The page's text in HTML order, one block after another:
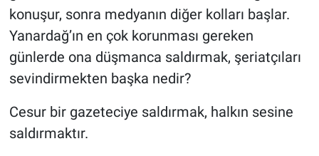
konuşur, sonra medyanın diğer kolları başlar.
Yanardağ’ın en çok korunması gereken
günlerde ona düşmanca saldırmak, şeriatçıları
sevindirmekten başka nedir?
Cesur bir gazeteciye saldırmak, halkın sesine
saldırmaktır.